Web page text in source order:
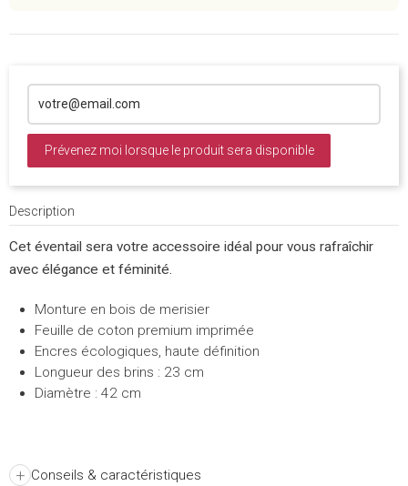
Prévenez moi lorsque le produit sera disponible
Description
Cet éventail sera votre accessoire idéal pour vous rafraîchir
avec élégance et féminité.
Monture en bois de merisier
Feuille de coton premium imprimée
Encres écologiques, haute définition
Longueur des brins : 23 cm
Diamètre : 42 cm
+ Conseils & caractéristiques